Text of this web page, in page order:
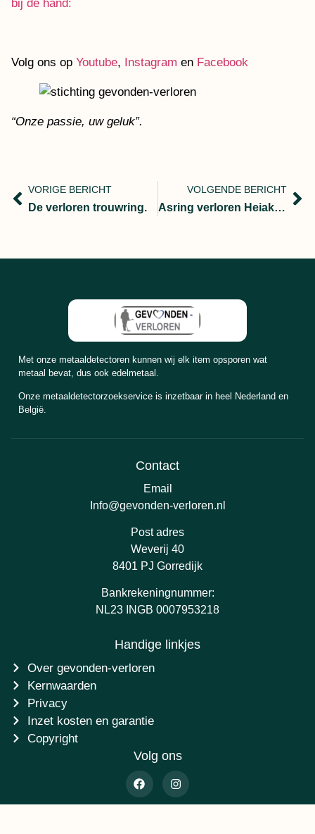
bij de hand:
Volg ons op Youtube, Instagram en Facebook
“Onze passie, uw geluk”.
VORIGE BERICHT
De verloren trouwring.
VOLGENDE BERICHT
Asring verloren Heiakker
Met onze metaaldetectoren kunnen wij elk item opsporen wat
metaal bevat, dus ook edelmetaal.
Onze metaaldetectorzoekservice is inzetbaar in heel Nederland en
België.
Contact
Email
Info@gevonden-verloren.nl
Post adres
Weverij 40
8401 PJ Gorredijk
Bankrekeningnummer:
NL23 INGB 0007953218
Handige linkjes
Over gevonden-verloren
Kernwaarden
Privacy
Inzet kosten en garantie
Copyright
Volg ons